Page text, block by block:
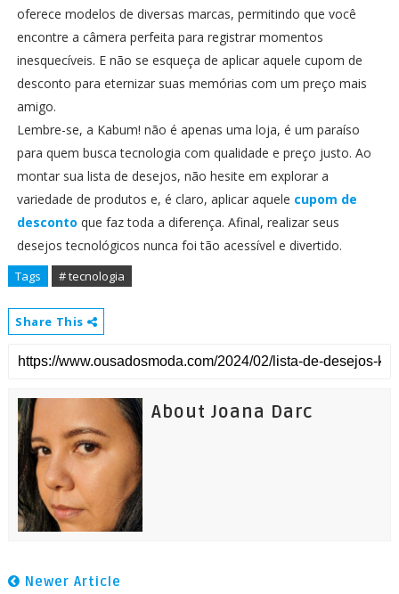
oferece modelos de diversas marcas, permitindo que você
encontre a câmera perfeita para registrar momentos
inesquecíveis. E não se esqueça de aplicar aquele cupom de
desconto para eternizar suas memórias com um preço mais
amigo.
Lembre-se, a Kabum! não é apenas uma loja, é um paraíso
para quem busca tecnologia com qualidade e preço justo. Ao
montar sua lista de desejos, não hesite em explorar a
variedade de produtos e, é claro, aplicar aquele cupom de
desconto que faz toda a diferença. Afinal, realizar seus
desejos tecnológicos nunca foi tão acessível e divertido.
Tags # tecnologia
Share This
About Joana Darc
Newer Article